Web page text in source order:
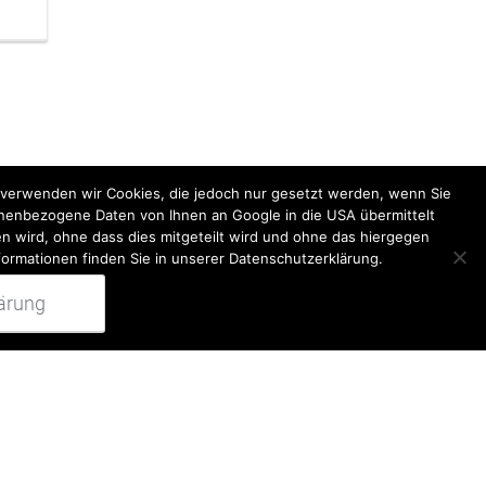
wir Cookies, die jedoch nur gesetzt werden, wenn Sie
Daten von Ihnen an Google in die USA übermittelt
wird, ohne dass dies mitgeteilt wird und ohne das hiergegen
finden Sie in unserer Datenschutzerklärung.